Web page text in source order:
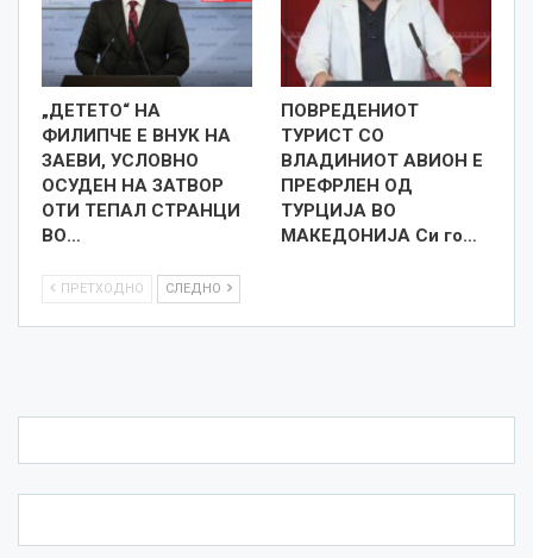
„ДЕТЕТО“ НА
ФИЛИПЧЕ Е ВНУК НА
ЗАЕВИ, УСЛОВНО
ОСУДЕН НА ЗАТВОР
ОТИ ТЕПАЛ СТРАНЦИ
ВО…
ПОВРЕДЕНИОТ
ТУРИСТ СО
ВЛАДИНИОТ АВИОН Е
ПРЕФРЛЕН ОД
ТУРЦИЈА ВО
МАКЕДОНИЈА Си го…
ПРЕТХОДНО СЛЕДНО